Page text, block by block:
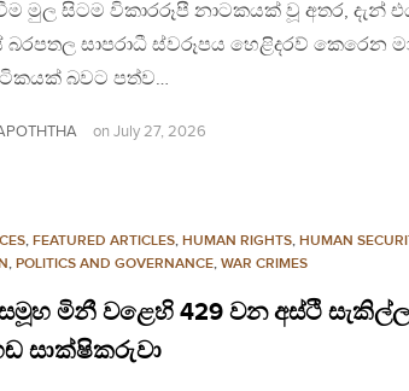
මුල සිටම විකාරරූපී නාටකයක් වූ අතර, දැන්
බරපතල සාපරාධී ස්වරූපය හෙළිදරව් කෙරෙන
බවට පත්ව…
on July 27, 2026
, FEATURED ARTICLES, HUMAN RIGHTS, HUMAN
, POLITICS AND GOVERNANCE, WAR CRIMES
මිනී වළෙහි 429 වන අස්ථි
සාක්ෂිකරුවා